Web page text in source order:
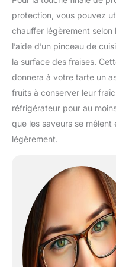
protection, vous pouvez
chauffer légèrement
l’aide d’un pinceau de
la surface des fraises.
donnera à votre tarte un
fruits à conserver leur
réfrigérateur pour au
que les saveurs se
légèrement.